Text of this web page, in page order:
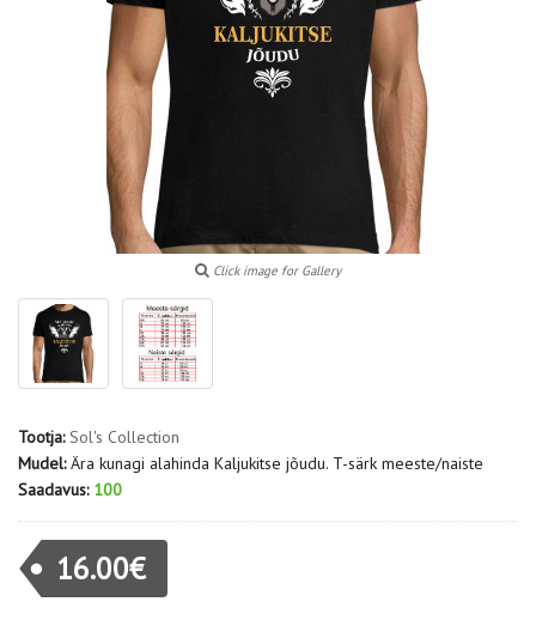
Click image for Gallery
Tootja: Sol's Collection
Mudel: Ära kunagi alahinda Kaljukitse jõudu. T-särk meeste/naiste
Saadavus: 100
16.00€